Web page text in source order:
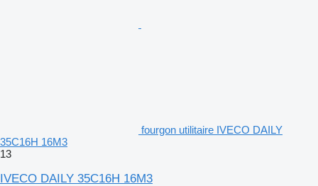
fourgon utilitaire IVECO DAILY
35C16H 16M3
13
IVECO DAILY 35C16H 16M3